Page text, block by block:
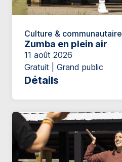
Culture & communautaire
Zumba en plein air
11 août 2026
Gratuit | Grand public
Détails